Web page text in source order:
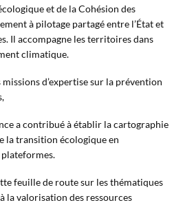
et de la Cohésion des
à pilotage partagé entre l’État et
Il accompagne les territoires dans
climatique.
d’expertise sur la prévention
a contribué à établir la cartographie
la transition écologique en
plateformes.
feuille de route sur les thématiques
la valorisation des ressources